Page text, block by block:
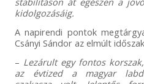
kidolgozásáig.
A napirendi pontok
Csányi Sándor az elmúlt
– Lezárult egy fontos
az évtized a magyar